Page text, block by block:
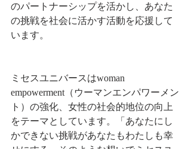
のパートナーシップを活かし、​あなた
の挑戦を社会に活かす活動を応援して
います。
ミセスユニバースはwoman
empowerment（ウーマンエンパワーメン
ト）の強化、女性の社会的地位の向上
をテーマとしています。「あなたにし
かできない挑戦があなたもわたしも幸
せにする」そのような想いでミセスユ